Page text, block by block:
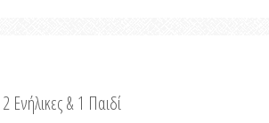
Ενήλικες & 1 Παιδί